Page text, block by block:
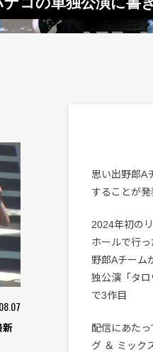
新
思い出野郎A
することが発
2024年初の
ホールで行
野郎Aチーム
独公演「タロ
で3作目
配信にあた
グ ＆ ミック